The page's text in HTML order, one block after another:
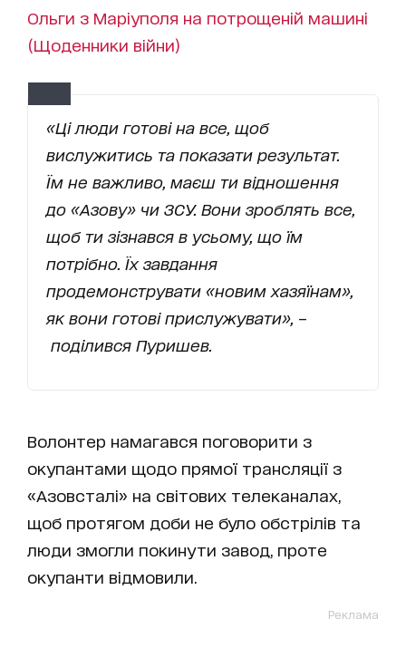
Ольги з Маріуполя на потрощеній машині
(Щоденники війни)
«Ці люди готові на все, щоб
вислужитись та показати результат.
Їм не важливо, маєш ти відношення
до «Азову» чи ЗСУ. Вони зроблять все,
щоб ти зізнався в усьому, що їм
потрібно. Їх завдання
продемонструвати «новим хазяїнам»,
як вони готові прислужувати», –
поділився Пуришев.
Волонтер намагався поговорити з
окупантами щодо прямої трансляції з
«Азовсталі» на світових телеканалах,
щоб протягом доби не було обстрілів та
люди змогли покинути завод, проте
окупанти відмовили.
Реклама